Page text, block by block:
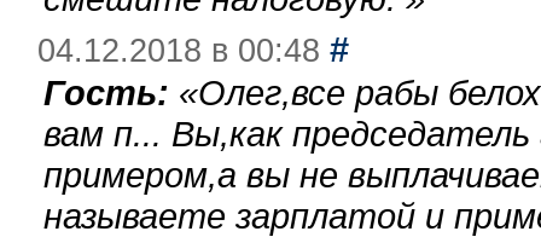
04.12.2018 в 00:48 #
Гость: «Олег,все рабы
вам п... Вы,как
примером,а вы не
называете зарплатой и